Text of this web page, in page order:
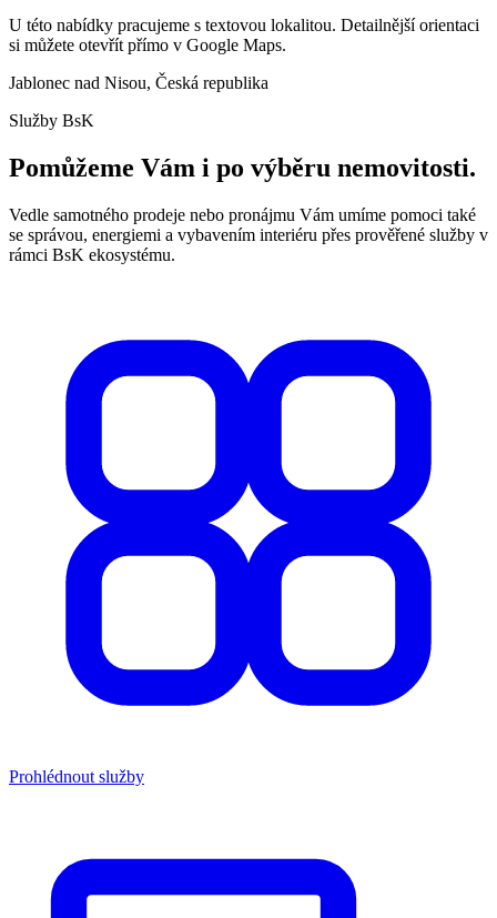
U této nabídky pracujeme s textovou lokalitou. Detailnější orientaci
si můžete otevřít přímo v Google Maps.
Jablonec nad Nisou, Česká republika
Služby BsK
Pomůžeme Vám i po výběru nemovitosti.
Vedle samotného prodeje nebo pronájmu Vám umíme pomoci také
se správou, energiemi a vybavením interiéru přes prověřené služby v
rámci BsK ekosystému.
Prohlédnout služby